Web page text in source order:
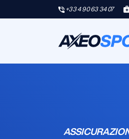
+33 4 90 63 34 07